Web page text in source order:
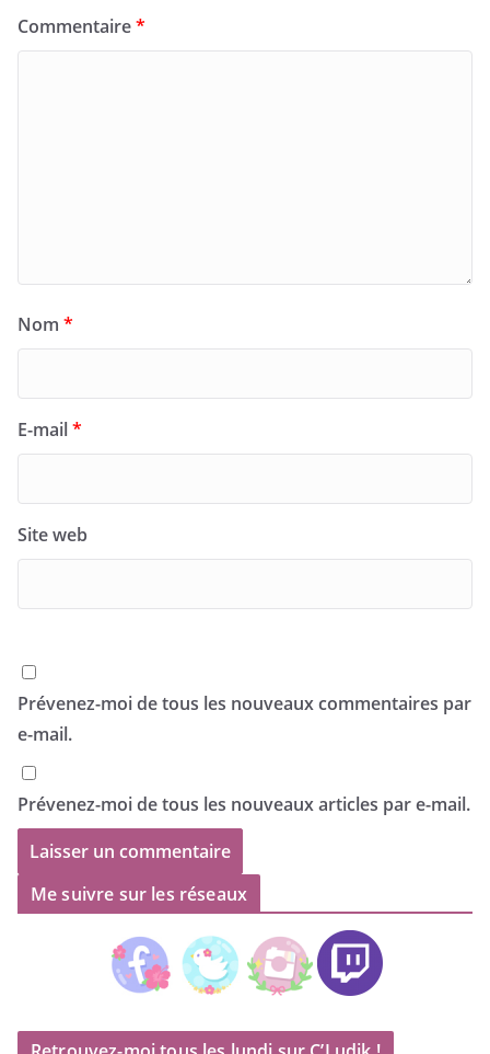
Commentaire*
Nom *
E-mail*
Site web
Prévenez-moi de tous les nouveaux commentaires par
e-mail.
Prévenez-moi de tous les nouveaux articles par e-mail.
Me suivre sur les réseaux